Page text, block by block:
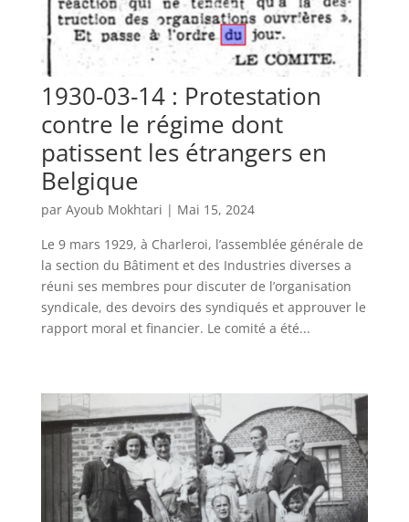
1930-03-14 : Protestation
contre le régime dont
patissent les étrangers en
Belgique
par Ayoub Mokhtari | Mai 15, 2024
Le 9 mars 1929, à Charleroi, l’assemblée générale de
la section du Bâtiment et des Industries diverses a
réuni ses membres pour discuter de l’organisation
syndicale, des devoirs des syndiqués et approuver le
rapport moral et financier. Le comité a été...